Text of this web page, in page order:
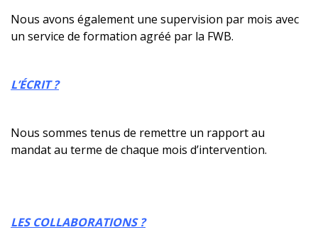
Nous avons également une supervision par mois avec
un service de formation agréé par la FWB.
L’ÉCRIT ?
Nous sommes tenus de remettre un rapport au
mandat au terme de chaque mois d’intervention.
LES COLLABORATIONS ?